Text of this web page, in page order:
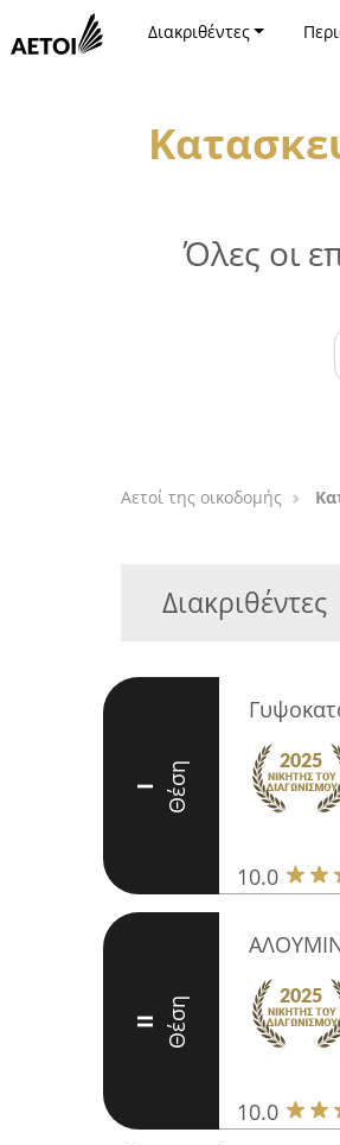
Διακριθέντες
Όλες οι
Αετοί της οικοδομής
Διακριθέντες
I Θέση
10.0
II Θέση
10.0